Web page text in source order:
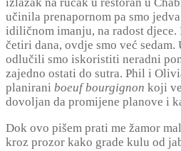
izlazak na ručak u restoran u
učinila prenapornom pa smo
idiličnom imanju, na radost djece.
četiri dana, ovdje smo već sedam.
odlučili smo iskoristiti neradni
zajedno ostati do sutra. Phil i
planirani boeuf bourgignon koji
dovoljan da promijene planove i
Dok ovo pišem prati me žamor
kroz prozor kako grade kulu od